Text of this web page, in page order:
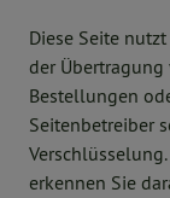
Diese Seite
der
Bestellungen
Seitenbetreiber
erkennen Sie